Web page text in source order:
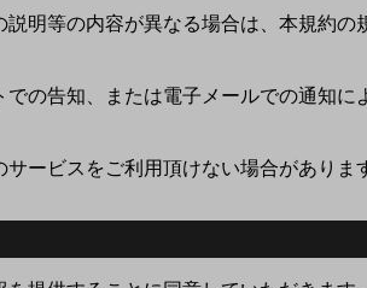
明等の内容が異なる場合は、本規約の
の告知、または電子メールでの通知に
ービスをご利用頂けない場合がありま